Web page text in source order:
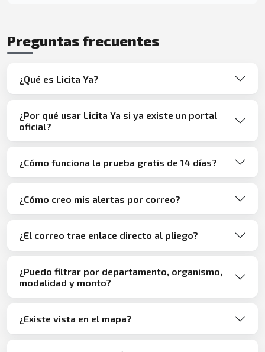
Preguntas frecuentes
¿Qué es Licita Ya?
¿Por qué usar Licita Ya si ya existe un portal
oficial?
¿Cómo funciona la prueba gratis de 14 días?
¿Cómo creo mis alertas por correo?
¿El correo trae enlace directo al pliego?
¿Puedo filtrar por departamento, organismo,
modalidad y monto?
¿Existe vista en el mapa?